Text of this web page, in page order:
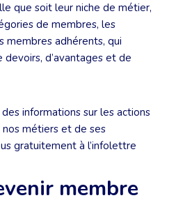
que soit leur niche de métier,
de membres, les
adhérents, qui
d’avantages et de
informations sur les actions
métiers et de ses
gratuitement à l’infolettre
membre